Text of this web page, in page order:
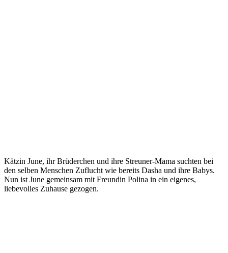
Kätzin June, ihr Brüderchen und ihre Streuner-Mama suchten bei
den selben Menschen Zuflucht wie bereits Dasha und ihre Babys.
Nun ist June gemeinsam mit Freundin Polina in ein eigenes,
liebevolles Zuhause gezogen.